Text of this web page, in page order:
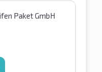
Paket GmbH